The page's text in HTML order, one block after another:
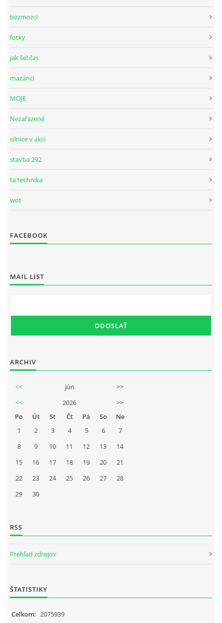
bezmozci
fotky
jak šel čas
mazánci
MOJE
Nezařazené
silnice v akci
stavba 292
ta technika
wot
FACEBOOK
MAIL LIST
ARCHIV
<< jún
>>
<<
2026
>>
Po
Út St Čt Pá So
Ne
1
2 3 4 5 6
7
8
9 10 11 12 13
14
15
16 17 18 19 20
21
22
23 24 25 26 27
28
29
30
RSS
Prehľad zdrojov
ŠTATISTIKY
Celkom: 2075939